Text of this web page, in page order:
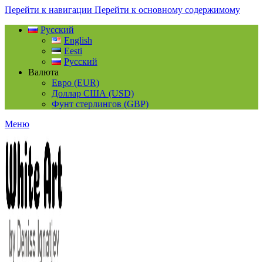
Перейти к навигации Перейти к основному содержимому
Русский
English
Eesti
Русский
Валюта
Евро (EUR)
Доллар США (USD)
Фунт стерлингов (GBP)
Меню